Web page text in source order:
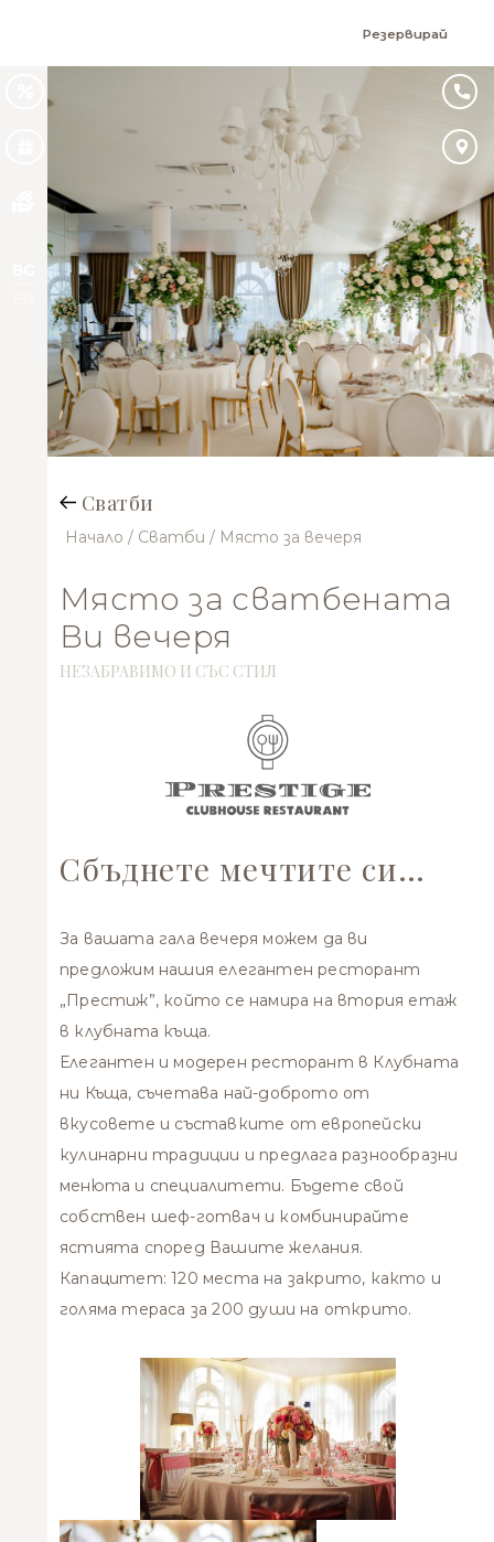
Резервирай
Сватби
Начало / Сватби / Място за вечеря
Място за сватбената
Ви вечеря
НЕЗАБРАВИМО И СЪС СТИЛ
Сбъднете мечтите си…
За вашата гала вечеря можем да ви
предложим нашия елегантен ресторант
„Престиж”, който се намира на втория етаж
в клубната къща.
Елегантен и модерен ресторант в Клубната
ни Къща, съчетава най-доброто от
вкусовете и съставките от европейски
кулинарни традиции и предлага разнообразни
менюта и специалитети. Бъдете свой
собствен шеф-готвач и комбинирайте
ястията според Вашите желания.
Капацитет: 120 места на закрито, както и
голяма тераса за 200 души на открито.